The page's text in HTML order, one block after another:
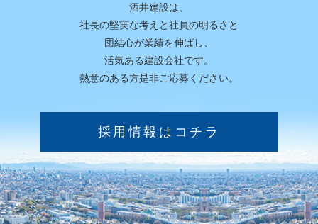
酒井建設は、
社長の堅実な考えと社員の明るさと
団結心が業績を伸ばし、
活気ある建設会社です。
熱意のある方是非ご応募ください。
採用情報はコチラ